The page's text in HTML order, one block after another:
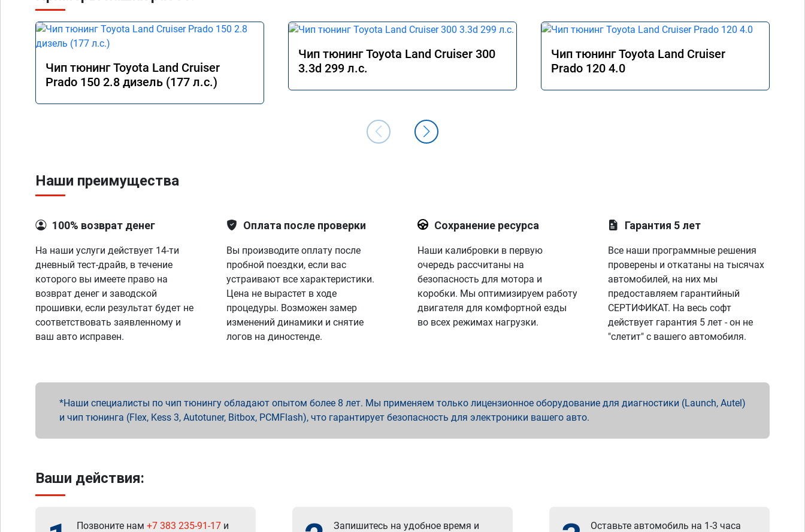
Чип тюнинг Toyota Land Cruiser
Prado 150 2.8 дизель (177 л.с.)
Чип тюнинг Toyota Land Cruiser 300
3.3d 299 л.с.
Чип тюнинг Toyota Land Cruiser
Prado 120 4.0
Наши преимущества
100% возврат денег
На наши услуги действует 14-ти
дневный тест-драйв, в течение
которого вы имеете право на
возврат денег и заводской
прошивки, если результат будет не
соответствовать заявленному и
ваш авто исправен.
Оплата после проверки
Вы производите оплату после
пробной поездки, если вас
устраивают все характеристики.
Цена не вырастет в ходе
процедуры. Возможен замер
изменений динамики и снятие
логов на диностенде.
Сохранение ресурса
Наши калибровки в первую
очередь рассчитаны на
безопасность для мотора и
коробки. Мы оптимизируем работу
двигателя для комфортной езды
во всех режимах нагрузки.
Гарантия 5 лет
Все наши программные решения
проверены и откатаны на тысячах
автомобилей, на них мы
предоставляем гарантийный
СЕРТИФИКАТ. На весь софт
действует гарантия 5 лет - он не
"слетит" с вашего автомобиля.
Наши специалисты по чип тюнингу обладают опытом более 8 лет. Мы применяем только лицензионное оборудование для диагностики (Launch, Autel)
и чип тюнинга (Flex, Kess 3, Autotuner, Bitbox, PCMFlash), что гарантирует безопасность для электроники вашего авто.
Ваши действия:
Позвоните нам +7 383 235-91-17 и
Запишитесь на удобное время и
Оставьте автомобиль на 1-3 часа